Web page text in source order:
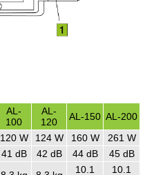
AL-
100
AL-
120
AL-150 AL-200
120 W 124 W 160 W
261 W
41 dB 42 dB 44 dB
45 dB
10.1
10.1